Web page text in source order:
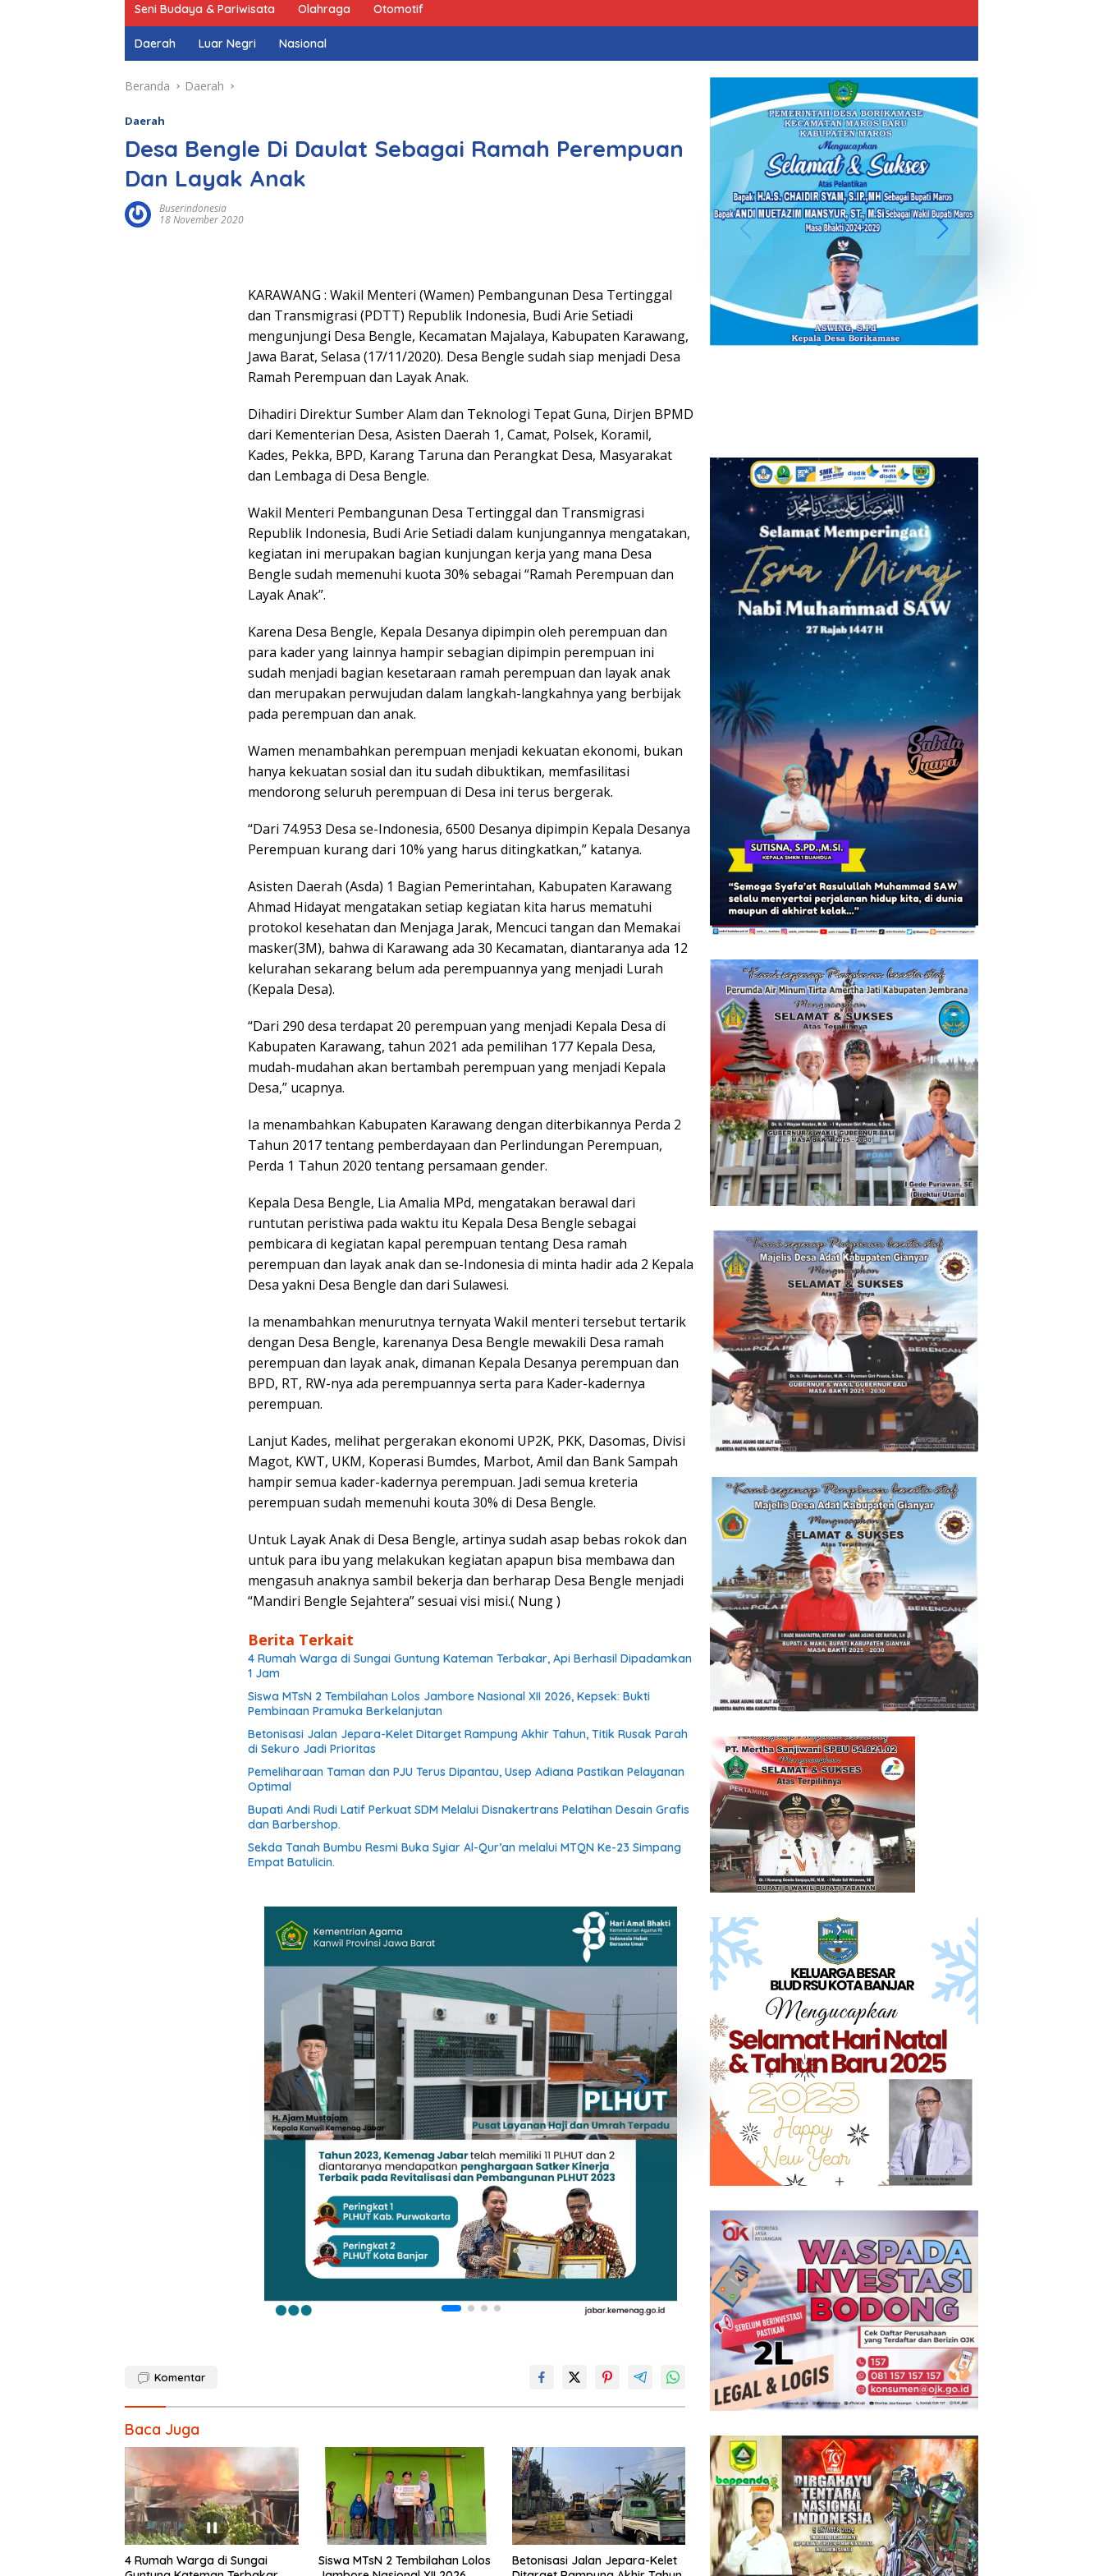
Seni Budaya & Pariwisata Olahraga Otomotif
Daerah Luar Negri Nasional
Beranda Daerah
Daerah
Desa Bengle Di Daulat Sebagai Ramah Perempuan
Dan Layak Anak
Buserindonesia
18 November 2020
KARAWANG : Wakil Menteri (Wamen) Pembangunan Desa Tertinggal
dan Transmigrasi (PDTT) Republik Indonesia, Budi Arie Setiadi
mengunjungi Desa Bengle, Kecamatan Majalaya, Kabupaten Karawang,
Jawa Barat, Selasa (17/11/2020). Desa Bengle sudah siap menjadi Desa
Ramah Perempuan dan Layak Anak.
Dihadiri Direktur Sumber Alam dan Teknologi Tepat Guna, Dirjen BPMD
dari Kementerian Desa, Asisten Daerah 1, Camat, Polsek, Koramil,
Kades, Pekka, BPD, Karang Taruna dan Perangkat Desa, Masyarakat
dan Lembaga di Desa Bengle.
Wakil Menteri Pembangunan Desa Tertinggal dan Transmigrasi
Republik Indonesia, Budi Arie Setiadi dalam kunjungannya mengatakan,
kegiatan ini merupakan bagian kunjungan kerja yang mana Desa
Bengle sudah memenuhi kuota 30% sebagai “Ramah Perempuan dan
Layak Anak”.
Karena Desa Bengle, Kepala Desanya dipimpin oleh perempuan dan
para kader yang lainnya hampir sebagian dipimpin perempuan ini
sudah menjadi bagian kesetaraan ramah perempuan dan layak anak
dan merupakan perwujudan dalam langkah-langkahnya yang berbijak
pada perempuan dan anak.
Wamen menambahkan perempuan menjadi kekuatan ekonomi, bukan
hanya kekuatan sosial dan itu sudah dibuktikan, memfasilitasi
mendorong seluruh perempuan di Desa ini terus bergerak.
“Dari 74.953 Desa se-Indonesia, 6500 Desanya dipimpin Kepala Desanya
Perempuan kurang dari 10% yang harus ditingkatkan,” katanya.
Asisten Daerah (Asda) 1 Bagian Pemerintahan, Kabupaten Karawang
Ahmad Hidayat mengatakan setiap kegiatan kita harus mematuhi
protokol kesehatan dan Menjaga Jarak, Mencuci tangan dan Memakai
masker(3M), bahwa di Karawang ada 30 Kecamatan, diantaranya ada 12
kelurahan sekarang belum ada perempuannya yang menjadi Lurah
(Kepala Desa).
“Dari 290 desa terdapat 20 perempuan yang menjadi Kepala Desa di
Kabupaten Karawang, tahun 2021 ada pemilihan 177 Kepala Desa,
mudah-mudahan akan bertambah perempuan yang menjadi Kepala
Desa,” ucapnya.
Ia menambahkan Kabupaten Karawang dengan diterbikannya Perda 2
Tahun 2017 tentang pemberdayaan dan Perlindungan Perempuan,
Perda 1 Tahun 2020 tentang persamaan gender.
Kepala Desa Bengle, Lia Amalia MPd, mengatakan berawal dari
runtutan peristiwa pada waktu itu Kepala Desa Bengle sebagai
pembicara di kegiatan kapal perempuan tentang Desa ramah
perempuan dan layak anak dan se-Indonesia di minta hadir ada 2 Kepala
Desa yakni Desa Bengle dan dari Sulawesi.
Ia menambahkan menurutnya ternyata Wakil menteri tersebut tertarik
dengan Desa Bengle, karenanya Desa Bengle mewakili Desa ramah
perempuan dan layak anak, dimanan Kepala Desanya perempuan dan
BPD, RT, RW-nya ada perempuannya serta para Kader-kadernya
perempuan.
Lanjut Kades, melihat pergerakan ekonomi UP2K, PKK, Dasomas, Divisi
Magot, KWT, UKM, Koperasi Bumdes, Marbot, Amil dan Bank Sampah
hampir semua kader-kadernya perempuan. Jadi semua kreteria
perempuan sudah memenuhi kouta 30% di Desa Bengle.
Untuk Layak Anak di Desa Bengle, artinya sudah asap bebas rokok dan
untuk para ibu yang melakukan kegiatan apapun bisa membawa dan
mengasuh anaknya sambil bekerja dan berharap Desa Bengle menjadi
“Mandiri Bengle Sejahtera” sesuai visi misi.( Nung )
Berita Terkait
4 Rumah Warga di Sungai Guntung Kateman Terbakar, Api Berhasil Dipadamkan
1 Jam
Siswa MTsN 2 Tembilahan Lolos Jambore Nasional XII 2026, Kepsek: Bukti
Pembinaan Pramuka Berkelanjutan
Betonisasi Jalan Jepara-Kelet Ditarget Rampung Akhir Tahun, Titik Rusak Parah
di Sekuro Jadi Prioritas
Pemeliharaan Taman dan PJU Terus Dipantau, Usep Adiana Pastikan Pelayanan
Optimal
Bupati Andi Rudi Latif Perkuat SDM Melalui Disnakertrans Pelatihan Desain Grafis
dan Barbershop.
Sekda Tanah Bumbu Resmi Buka Syiar Al-Qur’an melalui MTQN Ke-23 Simpang
Empat Batulicin.
Komentar
Baca Juga
4 Rumah Warga di Sungai
Siswa MTsN 2 Tembilahan Lolos
Betonisasi Jalan Jepara-Kelet